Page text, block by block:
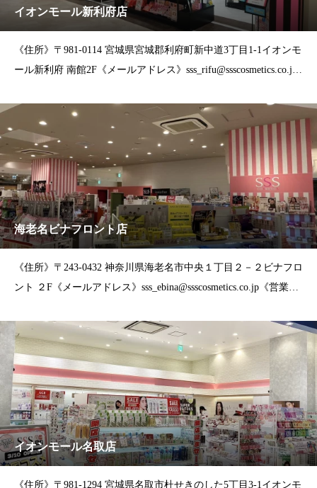
イオンモール新利府店
《住所》〒981-0114 宮城県宮城郡利府町新中道3丁目1-1イオンモ
ール新利府 南館2F《メールアドレス》sss_rifu@ssscosmetics.co.jp
海老名ビナフロント店
《住所》〒243-0432 神奈川県海老名市中央１丁目２－２ビナフロ
ント ２F《メールアドレス》sss_ebina@ssscosmetics.co.jp《営業時
イオンモール名取店
《住所》〒981-1294 宮城県名取市杜せきのした5丁目3-1イオンモ